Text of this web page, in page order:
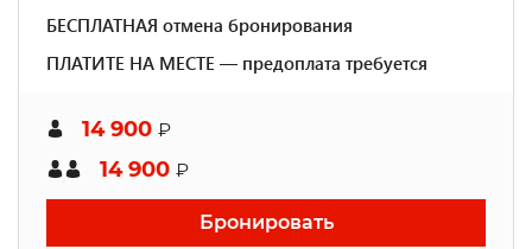
БЕСПЛАТНАЯ отмена бронирования
ПЛАТИТЕ НА МЕСТЕ — предоплата требуется
14 900 ₽
14 900 ₽
Бронировать